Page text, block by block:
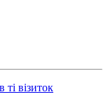
візиток